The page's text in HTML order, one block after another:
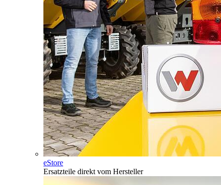
eStore
Ersatzteile direkt vom Hersteller